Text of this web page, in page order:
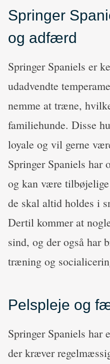
Springer
og adfærd
Springer Spaniels er
udadvendte
nemme at træne,
familiehunde. Disse
loyale og vil gerne
Springer Spaniels har
og kan være
de skal altid holdes i
Dertil kommer at
sind, og der også har
træning og
Pelspleje og
Springer Spaniels har
der kræver